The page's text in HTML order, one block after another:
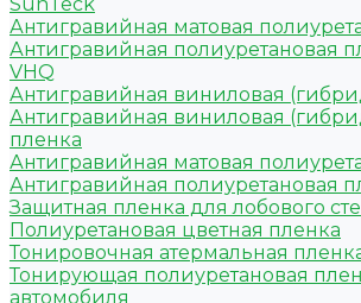
Антигравийная матовая
Антигравийная полиуретановая
VHQ
Антигравийная виниловая
Антигравийная виниловая
пленка
Антигравийная матовая
Антигравийная полиуретановая
Защитная пленка для лобового
Полиуретановая цветная пленка
Тонировочная атермальная
Тонирующая полиуретановая
автомобиля